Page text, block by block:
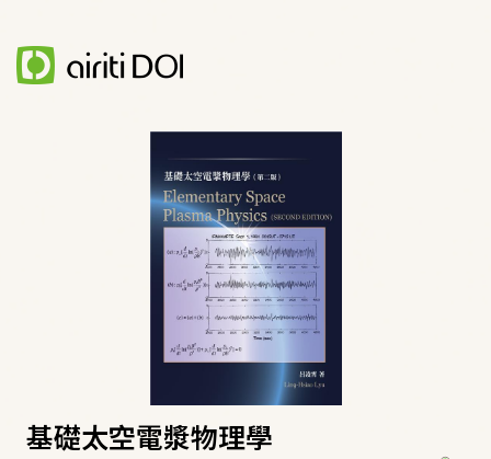
基礎太空電漿物理學